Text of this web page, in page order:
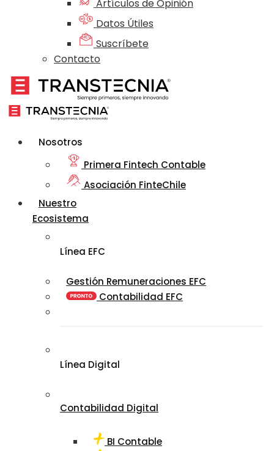
Artículos de Opinión
Datos Útiles
Suscríbete
Contacto
Nosotros
Primera Fintech Contable
Asociación FinteChile
Nuestro
Ecosistema
Línea EFC
Gestión Remuneraciones EFC
Contabilidad EFC
Línea Digital
Contabilidad Digital
BI Contable